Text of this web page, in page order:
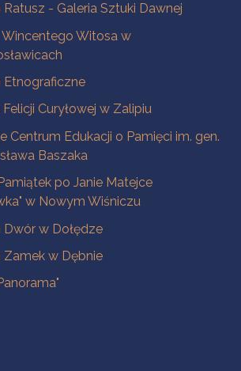
Ratusz - Galeria Sztuki Dawnej
Witosa w
Etnograficzne
Curyłowej w Zalipiu
Centrum Edukacji o Pamięci im. gen.
Baszaka
po Janie Matejce
w Nowym Wiśniczu
Dwór w Dołędze
Zamek w Dębnie